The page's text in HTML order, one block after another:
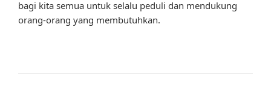
bagi kita semua untuk selalu peduli dan mendukung
orang-orang yang membutuhkan.